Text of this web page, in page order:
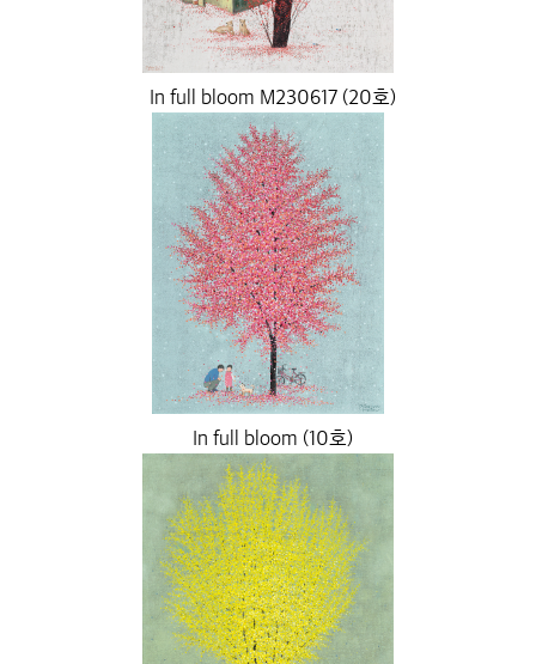
In full bloom M230617 (20호)
In full bloom (10호)